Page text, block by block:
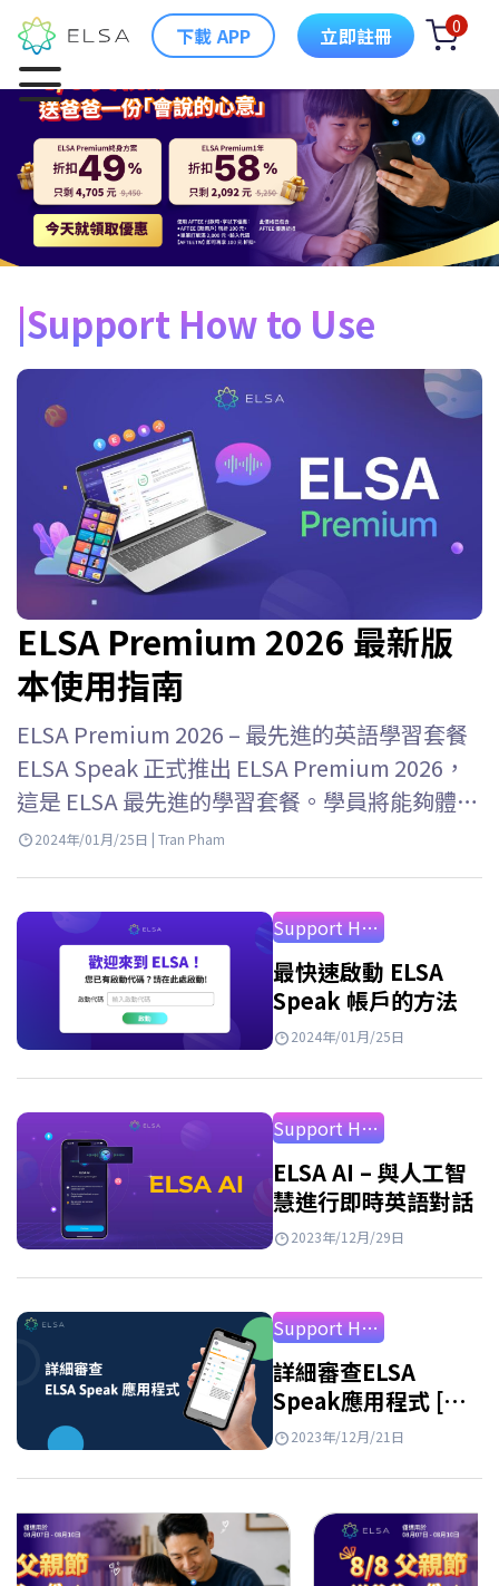
下載 APP 立即註冊 0
Support How to Use
ELSA Premium 2026 最新版
本使用指南
ELSA Premium 2026 – 最先進的英語學習套餐
ELSA Speak 正式推出 ELSA Premium 2026，
這是 ELSA 最先進的學習套餐。學員將能夠體驗
ELSA Speak…
2024年/01月/25日 | Tran Pham
Support How to Use
最快速啟動 ELSA
Speak 帳戶的方法
2024年/01月/25日
Support How to Use
ELSA AI – 與人工智
慧進行即時英語對話
2023年/12月/29日
Support How to Use
詳細審查ELSA
Speak應用程式 [最
新2026年]
2023年/12月/21日